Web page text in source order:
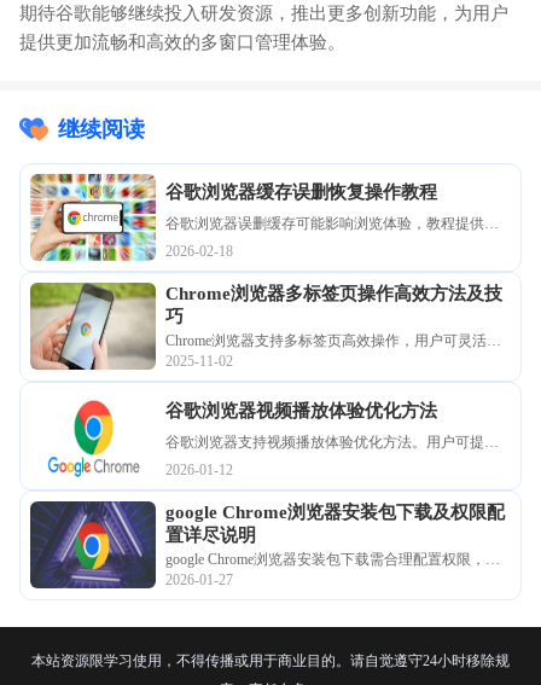
期待谷歌能够继续投入研发资源，推出更多创新功能，为用户
提供更加流畅和高效的多窗口管理体验。
继续阅读
谷歌浏览器缓存误删恢复操作教程
谷歌浏览器误删缓存可能影响浏览体验，教程提供详
细恢复方法，帮助用户找回重要数据并保证浏览器性
能稳定。
2026-02-18
Chrome浏览器多标签页操作高效方法及技
巧
Chrome浏览器支持多标签页高效操作，用户可灵活管
理多个网页，实现快速切换和高效多任务浏览。
2025-11-02
谷歌浏览器视频播放体验优化方法
谷歌浏览器支持视频播放体验优化方法。用户可提升
视频流畅度和观看质量，减少卡顿。
2026-01-12
google Chrome浏览器安装包下载及权限配
置详尽说明
google Chrome浏览器安装包下载需合理配置权限，文
章提供详尽说明，保障安全操作与安装顺利。
2026-01-27
本站资源限学习使用，不得传播或用于商业目的。请自觉遵守24小时移除规